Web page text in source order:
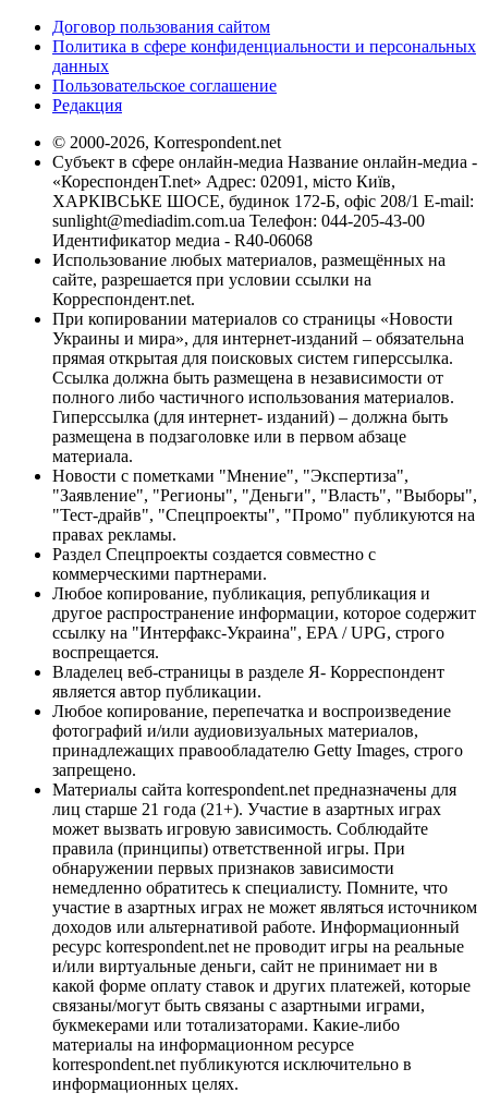
Договор пользования сайтом
Политика в сфере конфиденциальности и персональных
данных
Пользовательское соглашение
Редакция
© 2000-2026, Korrespondent.net
Субъект в сфере онлайн-медиа Название онлайн-медиа -
«КореспонденТ.net» Адрес: 02091, місто Київ,
ХАРКІВСЬКЕ ШОСЕ, будинок 172-Б, офіс 208/1 E-mail:
sunlight@mediadim.com.ua Телефон: 044-205-43-00
Идентификатор медиа - R40-06068
Использование любых материалов, размещённых на
сайте, разрешается при условии ссылки на
Корреспондент.net.
При копировании материалов со страницы «Новости
Украины и мира», для интернет-изданий – обязательна
прямая открытая для поисковых систем гиперссылка.
Ссылка должна быть размещена в независимости от
полного либо частичного использования материалов.
Гиперссылка (для интернет- изданий) – должна быть
размещена в подзаголовке или в первом абзаце
материала.
Новости с пометками "Мнение", "Экспертиза",
"Заявление", "Регионы", "Деньги", "Власть", "Выборы",
"Тест-драйв", "Спецпроекты", "Промо" публикуются на
правах рекламы.
Раздел Спецпроекты создается совместно с
коммерческими партнерами.
Любое копирование, публикация, републикация и
другое распространение информации, которое содержит
ссылку на "Интерфакс-Украина", EPA / UPG, строго
воспрещается.
Владелец веб-страницы в разделе Я- Корреспондент
является автор публикации.
Любое копирование, перепечатка и воспроизведение
фотографий и/или аудиовизуальных материалов,
принадлежащих правообладателю Getty Images, строго
запрещено.
Материалы сайта korrespondent.net предназначены для
лиц старше 21 года (21+). Участие в азартных играх
может вызвать игровую зависимость. Соблюдайте
правила (принципы) ответственной игры. При
обнаружении первых признаков зависимости
немедленно обратитесь к специалисту. Помните, что
участие в азартных играх не может являться источником
доходов или альтернативой работе. Информационный
ресурс korrespondent.net не проводит игры на реальные
и/или виртуальные деньги, сайт не принимает ни в
какой форме оплату ставок и других платежей, которые
связаны/могут быть связаны с азартными играми,
букмекерами или тотализаторами. Какие-либо
материалы на информационном ресурсе
korrespondent.net публикуются исключительно в
информационных целях.